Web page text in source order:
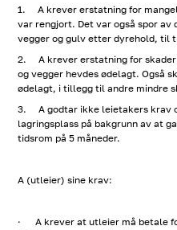
1. A krever erstatning for
var rengjort. Det var også spor av
vegger og gulv etter dyrehold, til
2. A krever erstatning for skader
og vegger hevdes ødelagt. Også
ødelagt, i tillegg til andre mindre
3. A godtar ikke leietakers krav
lagringsplass på bakgrunn av at
tidsrom på 5 måneder.
A (utleier) sine krav:
· A krever at utleier må betale